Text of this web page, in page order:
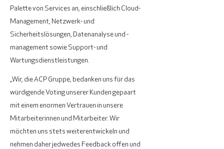
Palette von Services an, einschließlich Cloud-
Management, Netzwerk- und
Sicherheitslösungen, Datenanalyse und -
management sowie Support- und
Wartungsdienstleistungen.
„Wir, die ACP Gruppe, bedanken uns für das
würdigende Voting unserer Kunden gepaart
mit einem enormen Vertrauen in unsere
Mitarbeiterinnen und Mitarbeiter. Wir
möchten uns stets weiterentwickeln und
nehmen daher jedwedes Feedback offen und